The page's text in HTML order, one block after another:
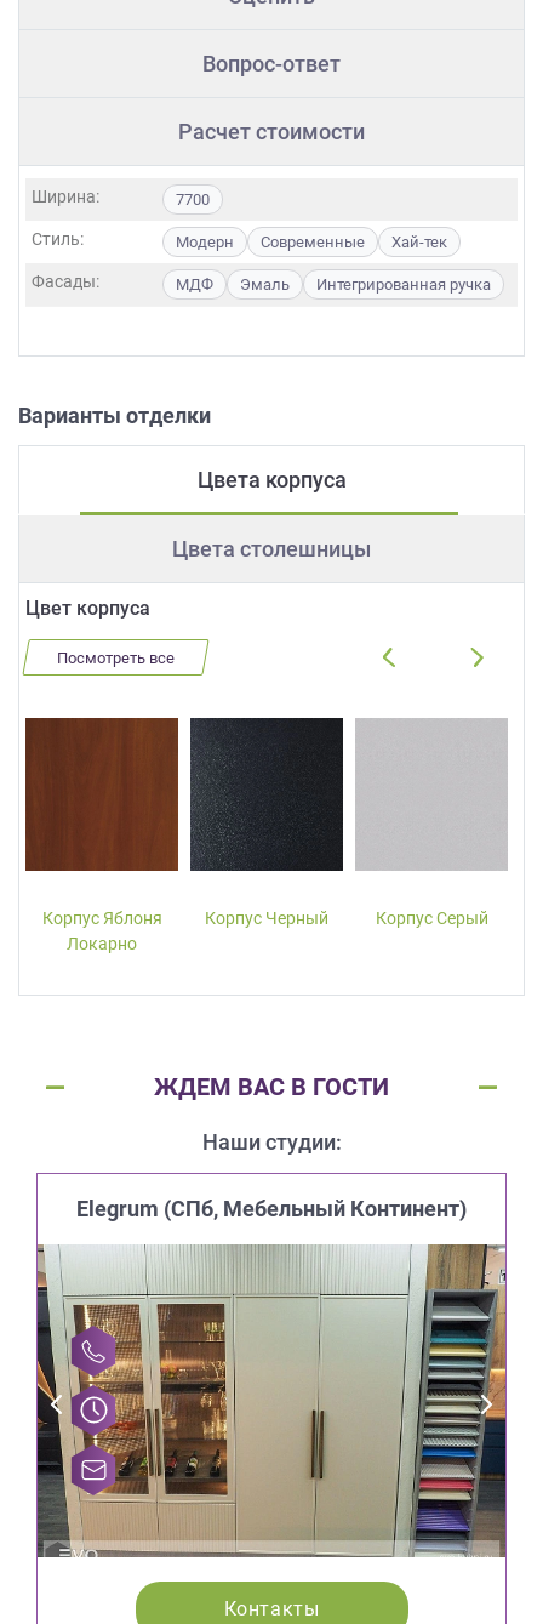
Вопрос-ответ
Расчет стоимости
Ширина: 7700
Стиль: Модерн Современные Хай-тек
Фасады: МДФ Эмаль Интегрированная ручка
Варианты отделки
Цвета корпуса
Цвета столешницы
Цвет корпуса
Посмотреть все
Корпус Яблоня
Локарно
Корпус Черный Корпус Серый
ЖДЕМ ВАС В ГОСТИ
Наши студии:
Elegrum (CПб, Мебельный Континент)
Контакты